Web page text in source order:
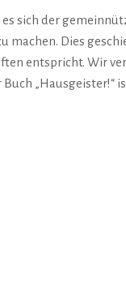
sich der
machen. Dies
entspricht. Wir
Buch „Hausgeister!“